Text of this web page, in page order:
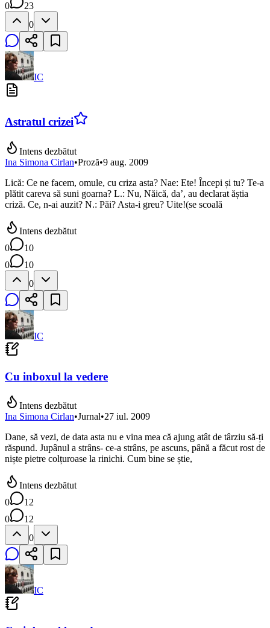
0
23
0
IC
Astratul crizei
Intens dezbătut
Ina Simona Cirlan•Proză•9 aug. 2009
Lică: Ce ne facem, omule, cu criza asta? Nae: Ete! Începi și tu? Te-a
plătit careva să suni goarna? L.: Nu, Năică, da’, au declarat ăștia
criză. Ce, n-ai auzit? N.: Păi? Asta-i greu? Uite!(se scoală
Intens dezbătut
0
10
0
10
0
IC
Cu inboxul la vedere
Intens dezbătut
Ina Simona Cirlan•Jurnal•27 iul. 2009
Dane, să vezi, de data asta nu e vina mea că ajung atât de târziu să-ți
răspund. Jupânul a strâns- ce-a strâns, pe ascuns, până a făcut rost de
niște pietre colțuroase la rinichi. Cum bine se știe,
Intens dezbătut
0
12
0
12
0
IC